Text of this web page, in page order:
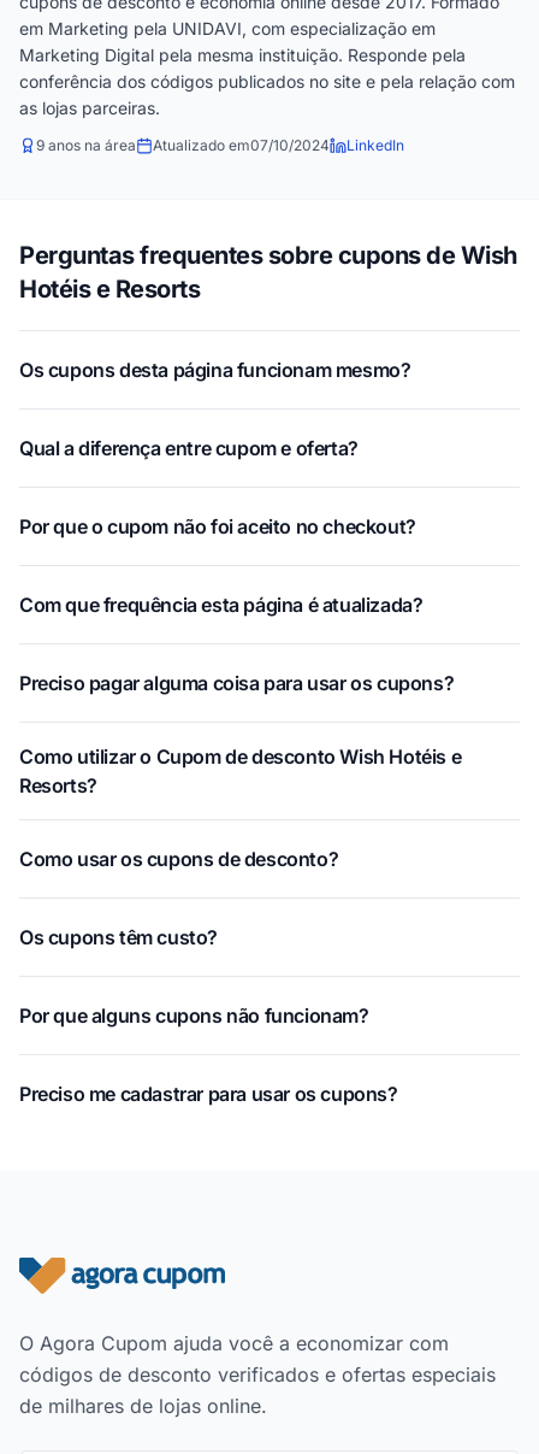
em Marketing pela UNIDAVI, com especialização em
Marketing Digital pela mesma instituição. Responde pela
conferência dos códigos publicados no site e pela relação com
as lojas parceiras.
9 anos na área Atualizado em07/10/2024 LinkedIn
Perguntas frequentes sobre cupons de Wish
Hotéis e Resorts
Os cupons desta página funcionam mesmo?
Qual a diferença entre cupom e oferta?
Por que o cupom não foi aceito no checkout?
Com que frequência esta página é atualizada?
Preciso pagar alguma coisa para usar os cupons?
Como utilizar o Cupom de desconto Wish Hotéis e
Resorts?
Como usar os cupons de desconto?
Os cupons têm custo?
Por que alguns cupons não funcionam?
Preciso me cadastrar para usar os cupons?
Rodapé do site
O Agora Cupom ajuda você a economizar com
códigos de desconto verificados e ofertas especiais
de milhares de lojas online.